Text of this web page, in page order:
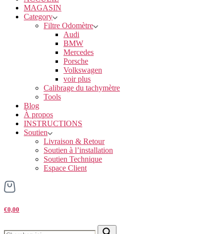
MAGASIN
Category
Filtre Odomètre
Audi
BMW
Mercedes
Porsche
Volkswagen
voir plus
Calibrage du tachymètre
Tools
Blog
À propos
INSTRUCTIONS
Soutien
Livraison & Retour
Soutien à l’installation
Soutien Technique
Espace Client
€0,00